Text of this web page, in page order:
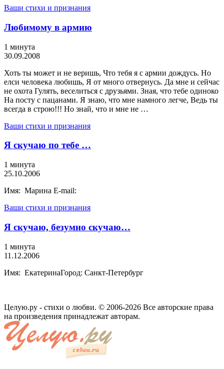
Ваши стихи и признания
Любимому в армию
1 минута
30.09.2008
Хоть ты может и не веришь, Что тебя я с армии дождусь. Но
елси человека любишь, Я от много отвернусь. Да мне и сейчас
не охота Гулять, веселиться с друзьями. Зная, что тебе одиноко
На посту с пацанами. Я знаю, что мне намного легче, Ведь ты
всегда в строю!!! Но знай, что и мне не …
Ваши стихи и признания
Я скучаю по тебе …
1 минута
25.10.2006
Имя: Марина E-mail:
Ваши стихи и признания
Я скучаю, безумно скучаю…
1 минута
11.12.2006
Имя: ЕкатеринаГород: Санкт-Петербург
Целую.ру - стихи о любви. © 2006-2026 Все авторские права
на произведения принадлежат авторам.